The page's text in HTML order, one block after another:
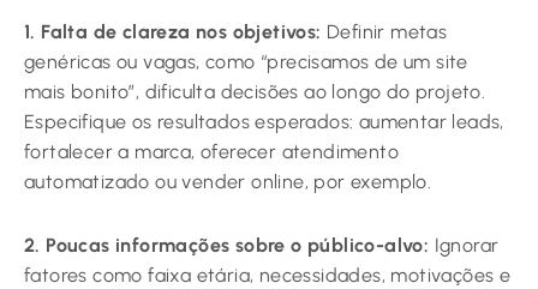
1. Falta de clareza nos objetivos: Definir metas
genéricas ou vagas, como “precisamos de um site
mais bonito”, dificulta decisões ao longo do projeto.
Especifique os resultados esperados: aumentar leads,
fortalecer a marca, oferecer atendimento
automatizado ou vender online, por exemplo.
2. Poucas informações sobre o público-alvo: Ignorar
fatores como faixa etária, necessidades, motivações e